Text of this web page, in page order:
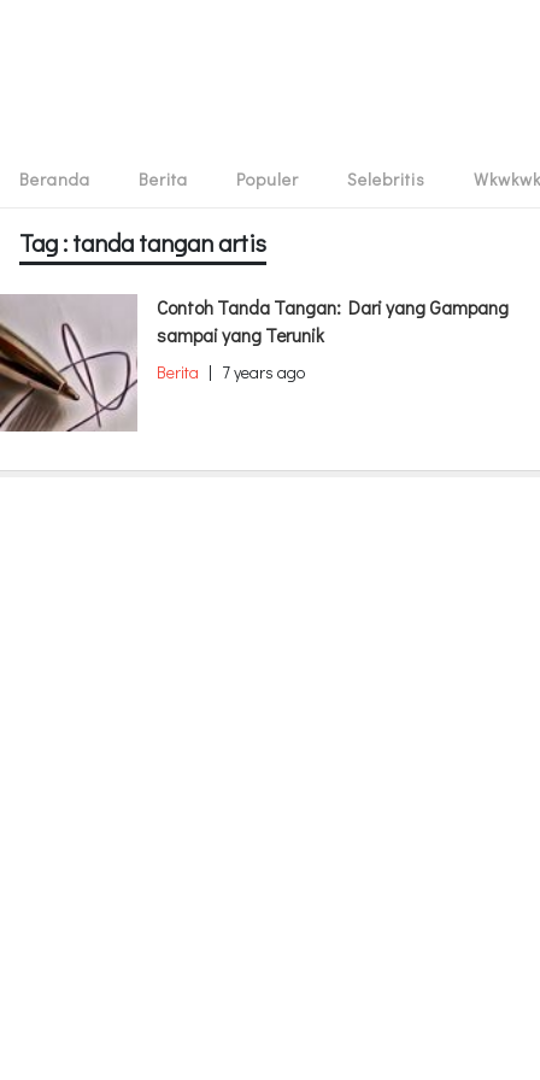
Beranda Berita Populer Selebritis Wkwkwk
Tag : tanda tangan artis
Contoh Tanda Tangan: Dari yang Gampang
sampai yang Terunik
Berita | 7 years ago